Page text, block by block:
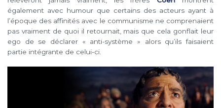
également avec humour que certains des acteurs ayant à
l’époque des affinités avec le communisme ne comprenaient
pas vraiment de quoi il retournait, mais que cela gonflait leur
ego de se déclarer « anti-système » alors qu’ils faisaient
partie intégrante de celui-ci.